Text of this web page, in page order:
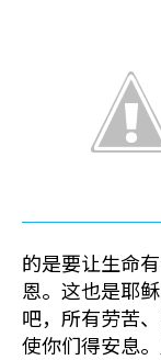
的是要让生命
恩。这也是耶
吧，所有劳苦
使你们得安息